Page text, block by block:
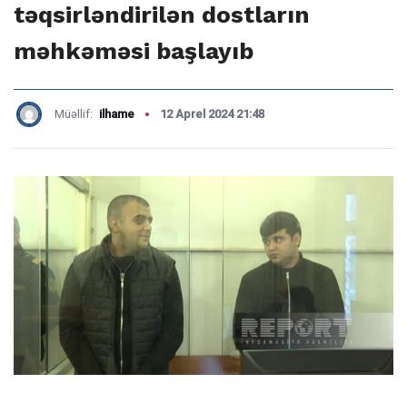
təqsirləndirilən dostların
məhkəməsi başlayıb
Müəllif: ilhame 12 Aprel 2024 21:48